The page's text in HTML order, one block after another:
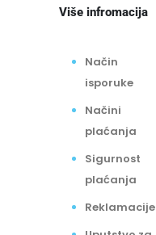
Više infromacija
Način
isporuke
Načini
plaćanja
Sigurnost
plaćanja
Reklamacije